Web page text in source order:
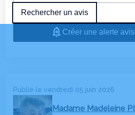
SERVICES AUX FAMILLES
Rechercher un avis
Créer une alerte
Publié le vendredi 05 juin 2026
Madame Madeleine